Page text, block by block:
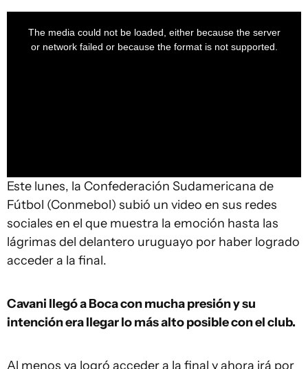
The media could not be loaded, either because the server
or network failed or because the format is not supported.
Este lunes, la Confederación Sudamericana de
Fútbol (Conmebol) subió un video en sus redes
sociales en el que muestra la emoción hasta las
lágrimas del delantero uruguayo por haber logrado
acceder a la final.
Cavani llegó a Boca con mucha presión y su
intención era llegar lo más alto posible con el club.
Al menos ya logró acceder a la final y ahora irá por